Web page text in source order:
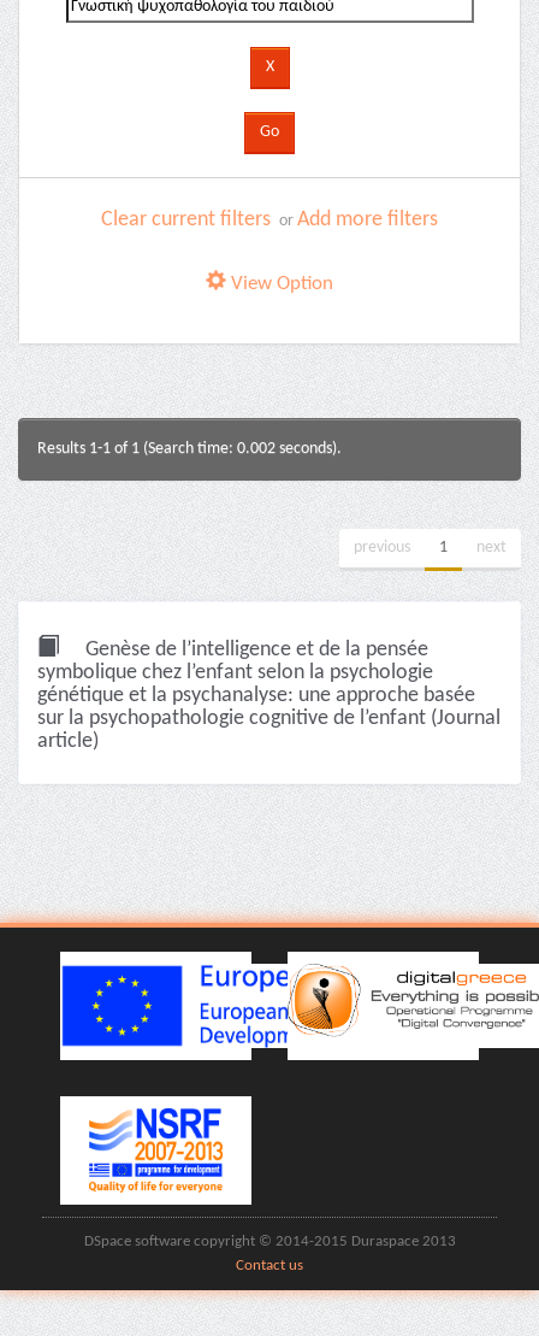
Clear current filters or Add more filters
View Option
Results 1-1 of 1 (Search time: 0.002 seconds).
previous 1 next
Genèse de l’intelligence et de la pensée
symbolique chez l’enfant selon la psychologie
génétique et la psychanalyse: une approche basée
sur la psychopathologie cognitive de l’enfant (Journal
article)
DSpace software copyright © 2014-2015 Duraspace 2013
Contact us